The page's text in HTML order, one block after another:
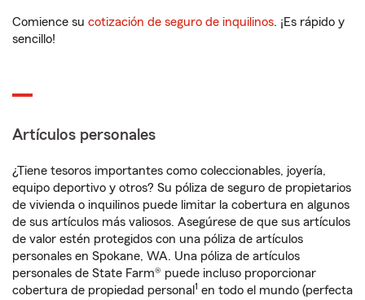
Comience su cotización de seguro de inquilinos. ¡Es rápido y
sencillo!
Artículos personales
¿Tiene tesoros importantes como coleccionables, joyería,
equipo deportivo y otros? Su póliza de seguro de propietarios
de vivienda o inquilinos puede limitar la cobertura en algunos
de sus artículos más valiosos. Asegúrese de que sus artículos
de valor estén protegidos con una póliza de artículos
personales en Spokane, WA. Una póliza de artículos
personales de State Farm® puede incluso proporcionar
cobertura de propiedad personal 1 en todo el mundo (perfecta